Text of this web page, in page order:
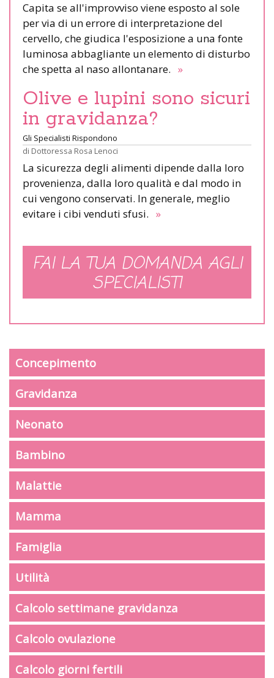
Capita se all'improvviso viene esposto al sole
per via di un errore di interpretazione del
cervello, che giudica l'esposizione a una fonte
luminosa abbagliante un elemento di disturbo
che spetta al naso allontanare. »
Olive e lupini sono sicuri
in gravidanza?
Gli Specialisti Rispondono
di Dottoressa Rosa Lenoci
La sicurezza degli alimenti dipende dalla loro
provenienza, dalla loro qualità e dal modo in
cui vengono conservati. In generale, meglio
evitare i cibi venduti sfusi. »
FAI LA TUA DOMANDA AGLI
SPECIALISTI
Concepimento
Gravidanza
Neonato
Bambino
Malattie
Mamma
Famiglia
Utilità
Calcolo settimane gravidanza
Calcolo ovulazione
Calcolo giorni fertili